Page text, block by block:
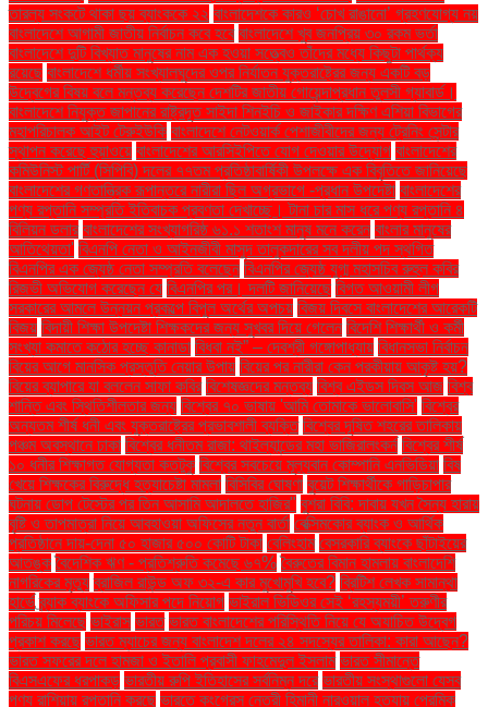
তারল্য সংকটে থাকা ছয় ব্যাংককে ২২ বাংলাদেশকে কারও ‘চোখ রাঙানো’ গ্রহণযোগ্য নয়
বাংলাদেশে আগামী জাতীয় নির্বাচন কবে হবে বাংলাদেশে খুব জনপ্রিয় ৩০ রকম ভর্তা
বাংলাদেশে দুটি বিখ্যাত মানুষের নাম এক হওয়া সত্ত্বেও তাঁদের মধ্যে কিছুটা পার্থক্য
রয়েছে বাংলাদেশে ধর্মীয় সংখ্যালঘুদের ওপর নির্যাতন যুক্তরাষ্ট্রের জন্য একটি বড়
উদ্বেগের বিষয় বলে মন্তব্য করেছেন দেশটির জাতীয় গোয়েন্দাপ্রধান তুলসী গ্যাবার্ড।
বাংলাদেশে নিযুক্ত জাপানের রাষ্ট্রদূত সাইদা শিনইচি ও জাইকার দক্ষিণ এশিয়া বিভাগের
মহাপরিচালক আইট টেরুইউকি বাংলাদেশে নেটওয়ার্ক পেশাজীবীদের জন্য ট্রেনিং সেন্টার
স্থাপন করেছে হুয়াওয়ে বাংলাদেশের আরসিইপিতে যোগ দেওয়ার উদ্যোগ বাংলাদেশের
কমিউনিস্ট পার্টি (সিপিবি) দলের ৭৭তম প্রতিষ্ঠাবার্ষিকী উপলক্ষে এক বিবৃতিতে জানিয়েছে
বাংলাদেশের গণতান্ত্রিক রূপান্তরে নারীরা ছিল অগ্রভাগে -প্রধান উপদেষ্টা বাংলাদেশের
পণ্য রপ্তানি সম্প্রতি ইতিবাচক প্রবণতা দেখাচ্ছে। টানা চার মাস ধরে পণ্য রপ্তানি ৪
বিলিয়ন ডলার বাংলাদেশের সংখ্যাগরিষ্ঠ ৬১.১ শতাংশ মানুষ মনে করেন বাংলার মানুষের
আতিথেয়তা' বিএনপি নেতা ও আইনজীবী মাসুদ তালুকদারের সব দলীয় পদ স্থগিত
বিএনপির এক জ্যেষ্ঠ নেতা সম্প্রতি বলেছেন বিএনপির জ্যেষ্ঠ যুগ্ম মহাসচিব রুহুল কবির
রিজভী অভিযোগ করেছেন যে বিএনপির পর। দলটি জানিয়েছে বিগত আওয়ামী লীগ
সরকারের আমলে উন্নয়ন প্রকল্পে বিপুল অর্থের অপচয় বিজয় দিবসে বাংলাদেশের আরেকটি
বিজয় বিদায়ী শিক্ষা উপদেষ্টা শিক্ষকদের জন্য সুখবর দিয়ে গেলেন বিদেশি শিক্ষার্থী ও কর্মী
সংখ্যা কমাতে কঠোর হচ্ছে কানাডা বিধবা নই” – দেবশ্রী গঙ্গোপাধ্যায় বিধানসভা নির্বাচন
বিয়ের আগে মানসিক প্রস্তুতি নেয়ার উপায় বিয়ের পর নারীরা কেন পরকীয়ায় আকৃষ্ট হয়?
বিয়ের ব্যাপারে যা বললেন সাফা কবির বিশেষজ্ঞদের মন্তব্য বিশ্ব এইডস দিবস আজ বিশ্ব
শান্তি এবং স্থিতিশীলতার জন্য বিশ্বের ৭০ ভাষায় 'আমি তোমাকে ভালোবাসি' বিশ্বের
অন্যতম শীর্ষ ধনী এবং যুক্তরাষ্ট্রের প্রভাবশালী ব্যক্তি বিশ্বের দূষিত শহরের তালিকায়
পঞ্চম অবস্থানে ঢাকা বিশ্বের ধনীতম রাজা: থাইল্যান্ডের মহা ভাজিরালংকর্ন বিশ্বের শীর্ষ
১০ ধনীর শিক্ষাগত যোগ্যতা কতটুকু বিশ্বের সবচেয়ে মূল্যবান কোম্পানি এনভিডিয়া বিষ
খেয়ে শিক্ষকের বিরুদ্ধে হত্যাচেষ্টা মামলা বিসিবির ঘোষণা বুয়েট শিক্ষার্থীকে গাড়িচাপার
ঘটনায় ডোপ টেস্টের পর তিন আসামি আদালতে হাজির" বুশরা বিবি: দাবায় যখন সৈন্য হারায়
বৃষ্টি ও তাপমাত্রা নিয়ে আবহাওয়া অফিসের নতুন বার্তা বেক্সিমকোর ব্যাংক ও আর্থিক
প্রতিষ্ঠানে দায়-দেনা ৫০ হাজার ৫০০ কোটি টাকা বেলিংহাম বেসরকারি ব্যাংকে ছাঁটাইয়ের
আতঙ্ক বৈদেশিক ঋণ - প্রতিশ্রুতি কমেছে ৬৭% বৈরুতের বিমান হামলায় বাংলাদেশি
নাগরিকের মৃত্যু ব্রাজিল রাউন্ড অফ ৩২-এ কার মুখোমুখি হবে? ব্রিটিশ লেখক সামান্থা
হার্ভে ব্র্যাক ব্যাংকে অফিসার পদে নিয়োগ ভাইরাল ভিডিওর সেই ‘রহস্যময়ী’ তরুণীর
পরিচয় মিলেছে ভাইরাস ভারত ভারত বাংলাদেশের পরিস্থিতি নিয়ে যে অযাচিত উদ্বেগ
প্রকাশ করছে ভারত ম্যাচের জন্য বাংলাদেশ দলের ২৪ সদস্যের তালিকা: কারা আছেন?
ভারত সফরের দলে হামজা ও ইতালি প্রবাসী ফাহমেদুল ইসলাম ভারত সীমান্তে
বিএসএফের ধরপাকড় ভারতীয় রুপি ইতিহাসের সর্বনিম্ন দরে ভারতীয় সংস্থাগুলো যেসব
পণ্য রাশিয়ায় রপ্তানি করছে ভারতে কংগ্রেস নেত্রী হিমানী নারওয়াল হত্যায় প্রেমিক